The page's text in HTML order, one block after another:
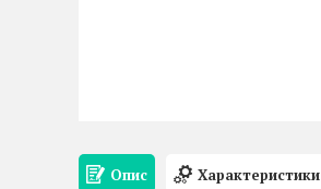
Опис Характеристики